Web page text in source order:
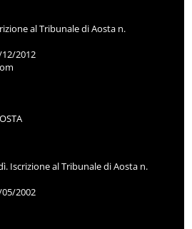
al Tribunale di Aosta n.
2012
Iscrizione al Tribunale di Aosta n.
2002